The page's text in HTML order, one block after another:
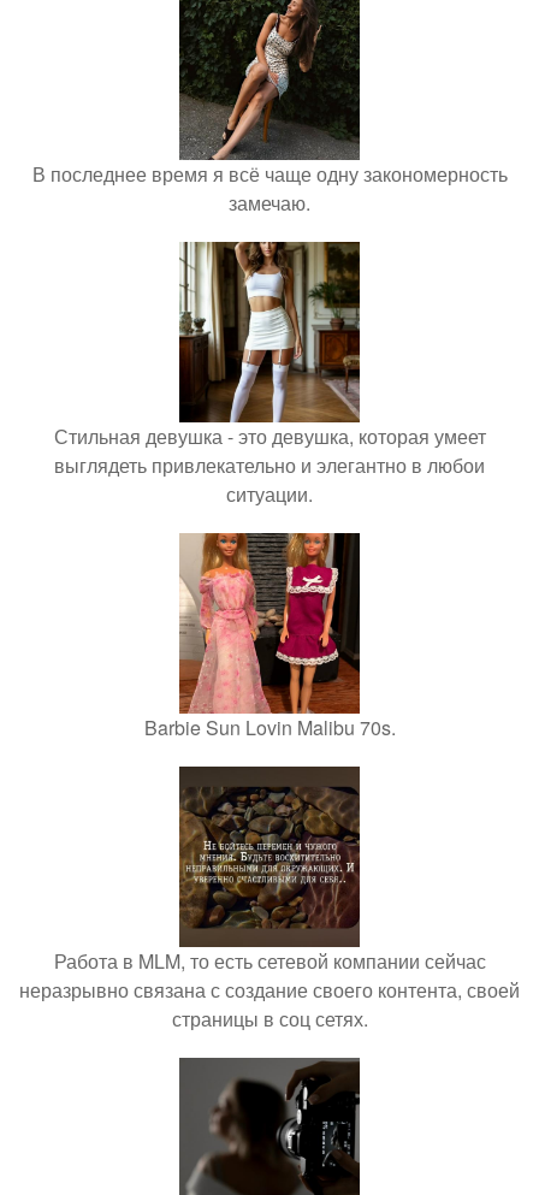
В последнее время я всё чаще одну закономерность
замечаю.
Стильная девушка - это девушка, которая умеет
выглядеть привлекательно и элегантно в любои
ситуации.
Barbie Sun Lovin Malibu 70s.
Работа в MLM, то есть сетевой компании сейчас
неразрывно связана с создание своего контента, своей
страницы в соц сетях.